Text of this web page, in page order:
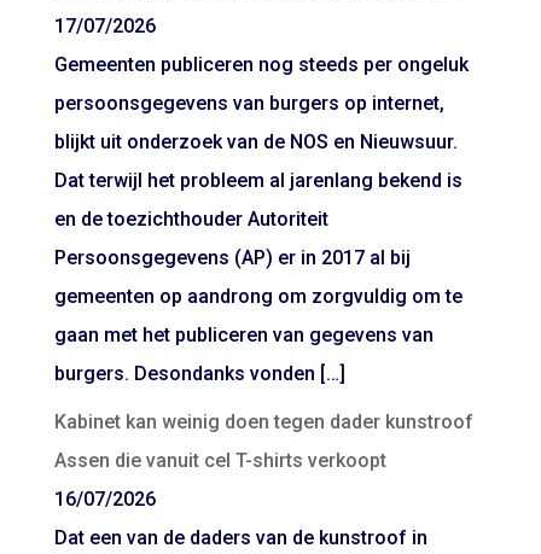
17/07/2026
Gemeenten publiceren nog steeds per ongeluk
persoonsgegevens van burgers op internet,
blijkt uit onderzoek van de NOS en Nieuwsuur.
Dat terwijl het probleem al jarenlang bekend is
en de toezichthouder Autoriteit
Persoonsgegevens (AP) er in 2017 al bij
gemeenten op aandrong om zorgvuldig om te
gaan met het publiceren van gegevens van
burgers. Desondanks vonden […]
Kabinet kan weinig doen tegen dader kunstroof
Assen die vanuit cel T-shirts verkoopt
16/07/2026
Dat een van de daders van de kunstroof in